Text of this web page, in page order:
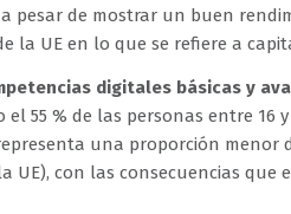
pesar de mostrar un buen
la UE en lo que se refiere a
digitales básicas y
el 55 % de las personas entre 16
una proporción
UE), con las consecuencias